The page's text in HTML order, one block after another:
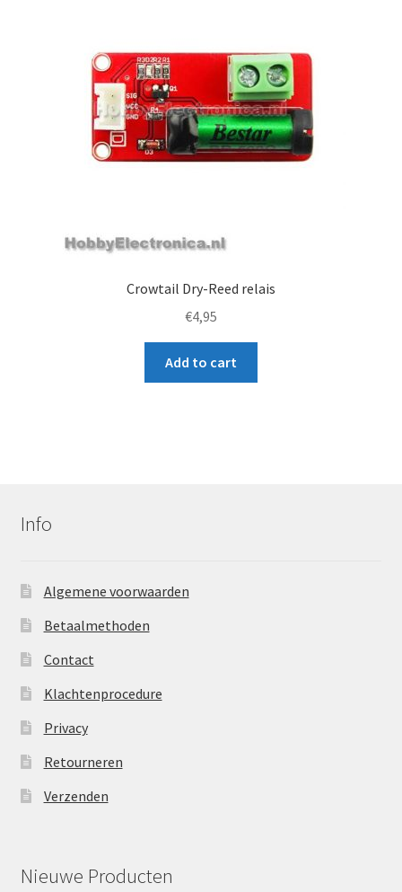
Crowtail Dry-Reed relais
€4,95
Add to cart
Info
Algemene voorwaarden
Betaalmethoden
Contact
Klachtenprocedure
Privacy
Retourneren
Verzenden
Nieuwe Producten